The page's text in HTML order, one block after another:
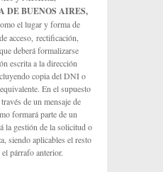
DE BUENOS AIRES,
el lugar y forma de
acceso, rectificación,
deberá formalizarse
escrita a la dirección
copia del DNI o
En el supuesto
de un mensaje de
formará parte de un
la gestión de la solicitud o
siendo aplicables el resto
párrafo anterior.